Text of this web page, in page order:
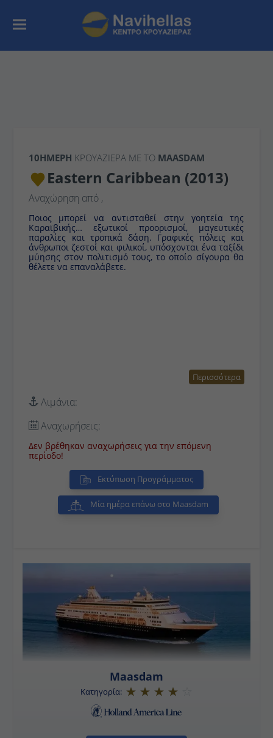
10ΉΜΕΡΗ ΚΡΟΥΑΖΙΕΡΑ ΜΕ ΤΟ MAASDAM
Eastern Caribbean (2013)
Αναχώρηση από ,
Ποιος μπορεί να αντισταθεί στην γοητεία της
Καραϊβικής… εξωτικοί προορισμοί, μαγευτικές
παραλίες και τροπικά δάση. Γραφικές πόλεις και
άνθρωποι ζεστοί και φιλικοί, υπόσχονται ένα ταξίδι
μύησης στον πολιτισμό τους, το οποίο σίγουρα θα
θέλετε να επαναλάβετε.
Περισσότερα
Λιμάνια:
Αναχωρήσεις:
Δεν βρέθηκαν αναχωρήσεις για την επόμενη
περίοδο!
Εκτύπωση Προγράμματος
Μία ημέρα επάνω στο Maasdam
Maasdam
Κατηγορία: